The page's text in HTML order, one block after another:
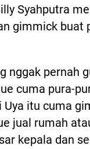
Syahputra
gimmick buat
nggak pernah
cuma pura-
Uya itu cuma
jual rumah
kepala dan